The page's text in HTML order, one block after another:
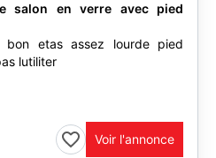
salon en verre avec pied
bon etas assez lourde pied
lutiliter
Voir l'annonce